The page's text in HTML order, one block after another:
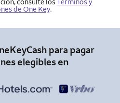
de One Key.
para pagar
elegibles en